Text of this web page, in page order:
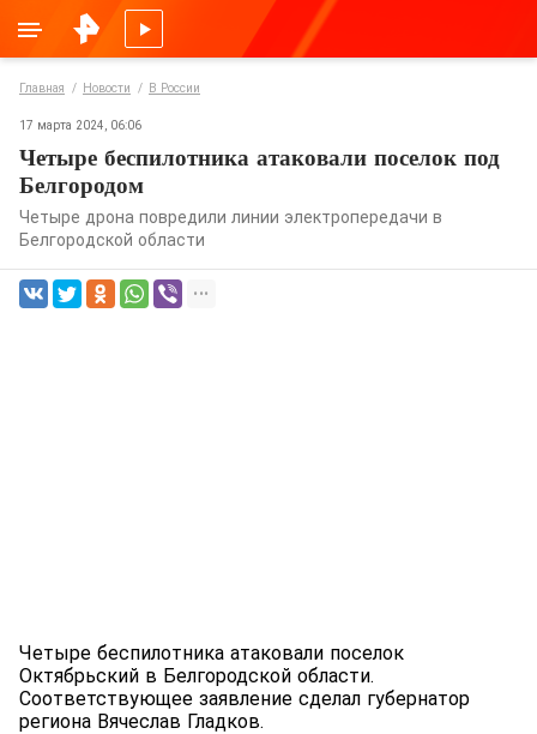
Главная Новости В России
17 марта 2024, 06:06
Четыре беспилотника атаковали поселок под
Белгородом
Четыре дрона повредили линии электропередачи в
Белгородской области
Четыре беспилотника атаковали поселок
Октябрьский в Белгородской области.
Соответствующее заявление сделал губернатор
региона Вячеслав Гладков.